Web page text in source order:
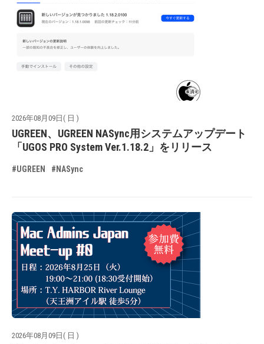
2026年08月09日( 日 )
UGREEN、UGREEN NASync用システムアップデート
「UGOS PRO System Ver.1.18.2」をリリース
#UGREEN #NASync
2026年08月09日( 日 )